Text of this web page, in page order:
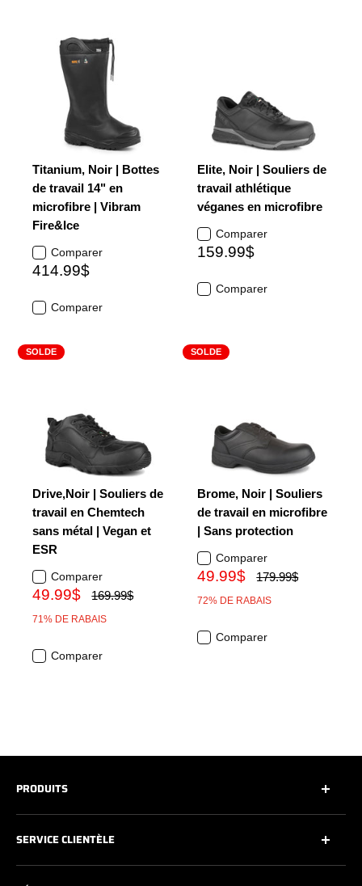
Titanium, Noir | Bottes
de travail 14" en
microfibre | Vibram
Fire&Ice
Comparer
414.99$
Comparer
Elite, Noir | Souliers de
travail athlétique
véganes en microfibre
Comparer
159.99$
Comparer
SOLDE
Drive,Noir | Souliers de
travail en Chemtech
sans métal | Vegan et
ESR
Comparer
49.99$ 169.99$
71% DE RABAIS
Comparer
SOLDE
Brome, Noir | Souliers
de travail en microfibre
| Sans protection
Comparer
49.99$ 179.99$
72% DE RABAIS
Comparer
PRODUITS
Toutes les chaussures de sécurité
Souliers de travail
SERVICE CLIENTÈLE